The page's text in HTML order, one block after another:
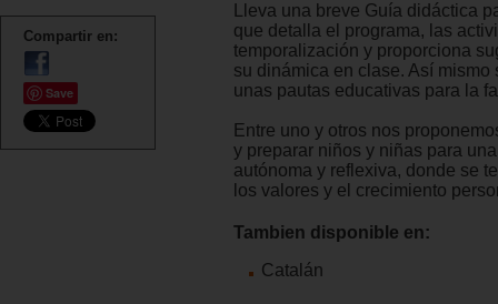
Compartir en:
Save
Lleva una breve Guía didáctica
que detalla el programa, las
temporalización y proporciona
su dinámica en clase. Así mismo
unas pautas educativas para la
Entre uno y otros nos
y preparar niños y niñas para
autónoma y reflexiva, donde se
los valores y el crecimiento
Tambien disponible en:
Catalán